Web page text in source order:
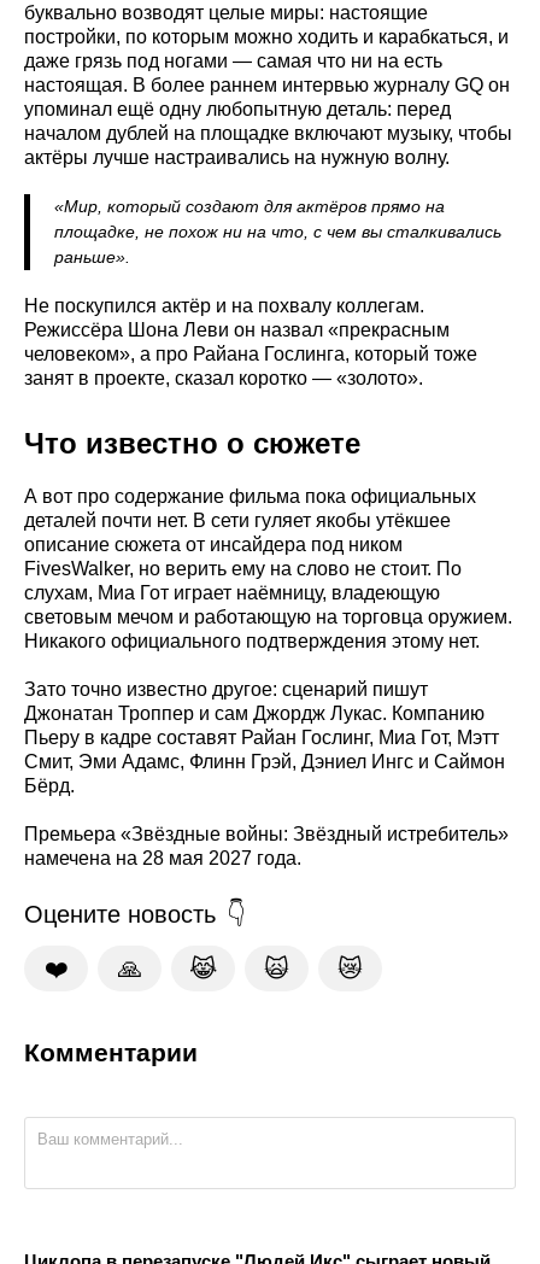
буквально возводят целые миры: настоящие
постройки, по которым можно ходить и карабкаться, и
даже грязь под ногами — самая что ни на есть
настоящая. В более раннем интервью журналу GQ он
упоминал ещё одну любопытную деталь: перед
началом дублей на площадке включают музыку, чтобы
актёры лучше настраивались на нужную волну.
«Мир, который создают для актёров прямо на
площадке, не похож ни на что, с чем вы сталкивались
раньше».
Не поскупился актёр и на похвалу коллегам.
Режиссёра Шона Леви он назвал «прекрасным
человеком», а про Райана Гослинга, который тоже
занят в проекте, сказал коротко — «золото».
Что известно о сюжете
А вот про содержание фильма пока официальных
деталей почти нет. В сети гуляет якобы утёкшее
описание сюжета от инсайдера под ником
FivesWalker, но верить ему на слово не стоит. По
слухам, Миа Гот играет наёмницу, владеющую
световым мечом и работающую на торговца оружием.
Никакого официального подтверждения этому нет.
Зато точно известно другое: сценарий пишут
Джонатан Троппер и сам Джордж Лукас. Компанию
Пьеру в кадре составят Райан Гослинг, Миа Гот, Мэтт
Смит, Эми Адамс, Флинн Грэй, Дэниел Ингс и Саймон
Бёрд.
Премьера «Звёздные войны: Звёздный истребитель»
намечена на 28 мая 2027 года.
Оцените новость
❤️ 🙏 😹 🙀 😿
Комментарии